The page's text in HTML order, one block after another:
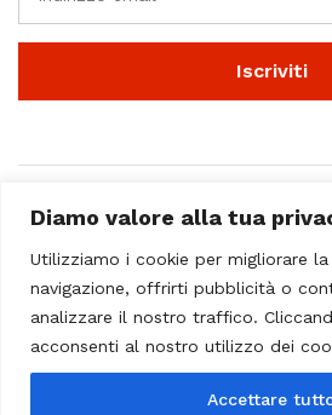
Diamo valore alla tua
Utilizziamo i cookie per migliorare
navigazione, offrirti pubblicità o
analizzare il nostro traffico.
acconsenti al nostro utilizzo dei
Accettare
© 2023 - Casa Musicale Vicini. All